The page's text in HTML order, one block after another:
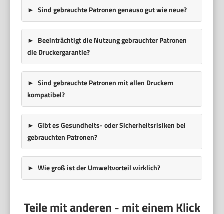
Sind gebrauchte Patronen genauso gut wie neue?
Beeinträchtigt die Nutzung gebrauchter Patronen
die Druckergarantie?
Sind gebrauchte Patronen mit allen Druckern
kompatibel?
Gibt es Gesundheits- oder Sicherheitsrisiken bei
gebrauchten Patronen?
Wie groß ist der Umweltvorteil wirklich?